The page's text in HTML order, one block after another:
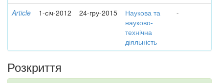
Article 1-січ-2012 24-гру-2015
Наукова та
науково-
технічна
діяльність
-
Розкриття